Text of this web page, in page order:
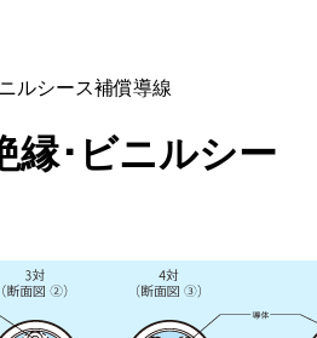
ルシース補償導線
縁･ビニルシー